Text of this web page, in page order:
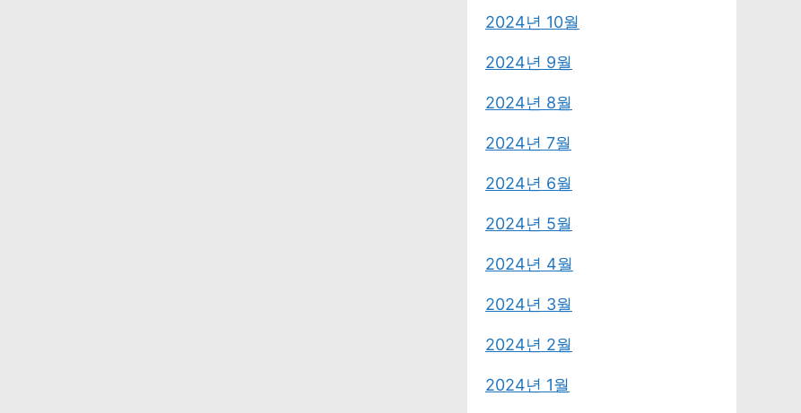
2024년 10월
2024년 9월
2024년 8월
2024년 7월
2024년 6월
2024년 5월
2024년 4월
2024년 3월
2024년 2월
2024년 1월